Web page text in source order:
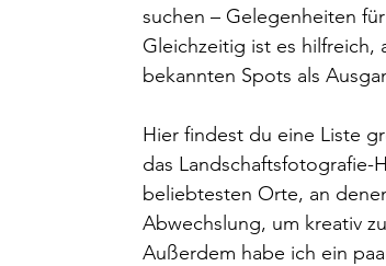
suchen – Gelegenheiten
Gleichzeitig ist es hilfreich,
bekannten Spots als
Hier findest du eine Liste
das Landschaftsfotografie-
beliebtesten Orte, an
Abwechslung, um kreativ
Außerdem habe ich ein